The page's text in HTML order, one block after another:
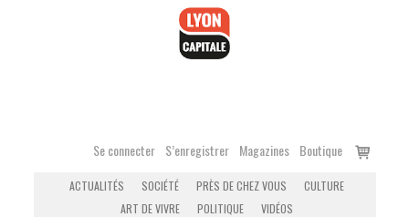
Se connecter S’enregistrer Magazines Boutique
Voir
ACTUALITÉS SOCIÉTÉ PRÈS DE CHEZ VOUS
CULTURE
ART DE VIVRE
POLITIQUE VIDÉOS